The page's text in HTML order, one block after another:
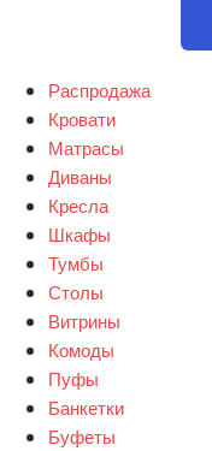
Распродажа
Кровати
Матрасы
Диваны
Кресла
Шкафы
Тумбы
Столы
Витрины
Комоды
Пуфы
Банкетки
Буфеты